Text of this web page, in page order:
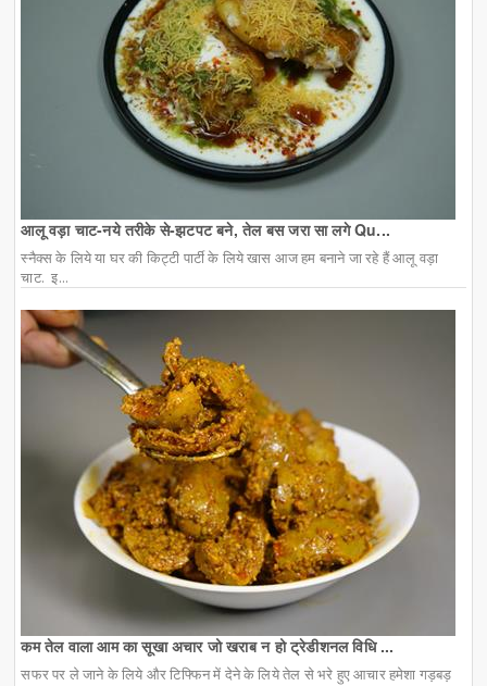
आलू वड़ा चाट-नये तरीके से-झटपट बने, तेल बस जरा सा लगे Qu...
स्नैक्स के लिये या घर की किट्टी पार्टी के लिये खास आज हम बनाने जा रहे हैं आलू वड़ा
चाट. इ...
कम तेल वाला आम का सूखा अचार जो खराब न हो ट्रेडीशनल विधि ...
सफर पर ले जाने के लिये और टिफ्फिन में देने के लिये तेल से भरे हुए आचार हमेशा गड़बड़